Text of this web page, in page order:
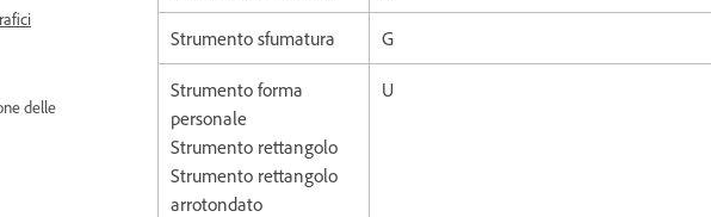
delle
Strumento sfumatura G
Strumento forma
personale
Strumento rettangolo
Strumento rettangolo
arrotondato
U